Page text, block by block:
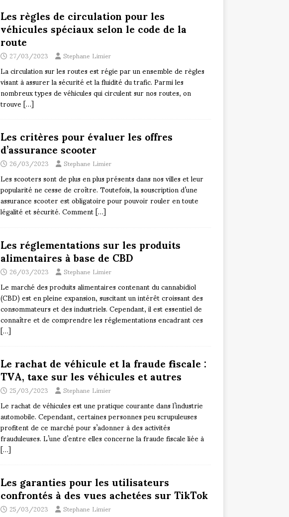
Les règles de circulation pour les
véhicules spéciaux selon le code de la
route
27/03/2023 Stephane Limier
La circulation sur les routes est régie par un ensemble de règles
visant à assurer la sécurité et la fluidité du trafic. Parmi les
nombreux types de véhicules qui circulent sur nos routes, on
trouve[…]
Les critères pour évaluer les offres
d’assurance scooter
26/03/2023 Stephane Limier
Les scooters sont de plus en plus présents dans nos villes et leur
popularité ne cesse de croître. Toutefois, la souscription d’une
assurance scooter est obligatoire pour pouvoir rouler en toute
légalité et sécurité. Comment[…]
Les réglementations sur les produits
alimentaires à base de CBD
26/03/2023 Stephane Limier
Le marché des produits alimentaires contenant du cannabidiol
(CBD) est en pleine expansion, suscitant un intérêt croissant des
consommateurs et des industriels. Cependant, il est essentiel de
connaître et de comprendre les réglementations encadrant ces
[…]
Le rachat de véhicule et la fraude fiscale :
TVA, taxe sur les véhicules et autres
25/03/2023 Stephane Limier
Le rachat de véhicules est une pratique courante dans l’industrie
automobile. Cependant, certaines personnes peu scrupuleuses
profitent de ce marché pour s’adonner à des activités
frauduleuses. L’une d’entre elles concerne la fraude fiscale liée à
[…]
Les garanties pour les utilisateurs
confrontés à des vues achetées sur TikTok
25/03/2023 Stephane Limier